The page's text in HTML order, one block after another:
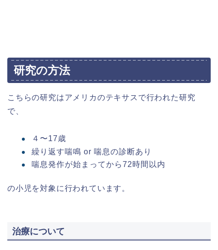
研究の方法
こちらの研究はアメリカのテキサスで行われた研究
で、
４〜17歳
繰り返す喘鳴 or 喘息の診断あり
喘息発作が始まってから72時間以内
の小児を対象に行われています。
治療について